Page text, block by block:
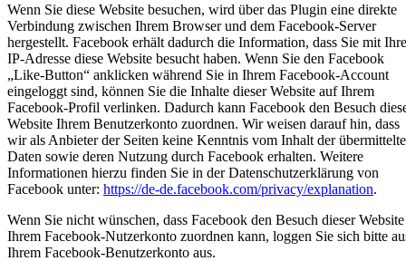
Wenn Sie diese Website besuchen, wird über das Plugin eine direkte
Verbindung zwischen Ihrem Browser und dem Facebook-Server
hergestellt. Facebook erhält dadurch die Information, dass Sie mit
IP-Adresse diese Website besucht haben. Wenn Sie den Facebook
„Like-Button“ anklicken während Sie in Ihrem Facebook-Account
eingeloggt sind, können Sie die Inhalte dieser Website auf Ihrem
Facebook-Profil verlinken. Dadurch kann Facebook den Besuch
Website Ihrem Benutzerkonto zuordnen. Wir weisen darauf hin, dass
wir als Anbieter der Seiten keine Kenntnis vom Inhalt der
Daten sowie deren Nutzung durch Facebook erhalten. Weitere
Informationen hierzu finden Sie in der Datenschutzerklärung von
Facebook unter: https://de-de.facebook.com/privacy/explanation.
Wenn Sie nicht wünschen, dass Facebook den Besuch dieser Website
Ihrem Facebook-Nutzerkonto zuordnen kann, loggen Sie sich bitte
Ihrem Facebook-Benutzerkonto aus.